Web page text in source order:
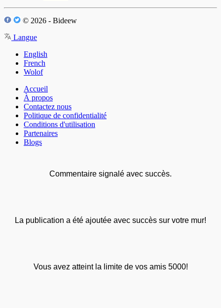
© 2026 - Bideew
Langue
English
French
Wolof
Accueil
À propos
Contactez nous
Politique de confidentialité
Conditions d'utilisation
Partenaires
Blogs
Commentaire signalé avec succès.
La publication a été ajoutée avec succès sur votre mur!
Vous avez atteint la limite de vos amis 5000!